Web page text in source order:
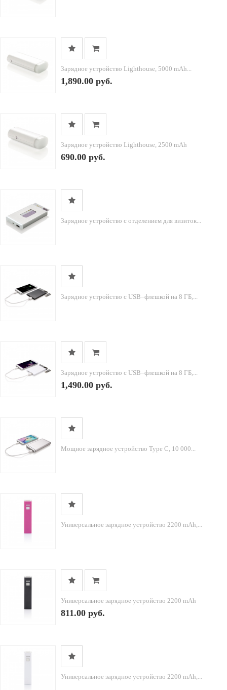
Зарядное устройство Lighthouse, 5000 mAh...
1,890.00 руб.
Зарядное устройство Lighthouse, 2500 mAh
690.00 руб.
Зарядное устройство с отделением для визиток...
Зарядное устройство с USB–флешкой на 8 ГБ,...
Зарядное устройство с USB–флешкой на 8 ГБ,...
1,490.00 руб.
Мощное зарядное устройство Type C, 10 000...
Универсальное зарядное устройство 2200 mAh,...
Универсальное зарядное устройство 2200 mAh
811.00 руб.
Универсальное зарядное устройство 2200 mAh,...